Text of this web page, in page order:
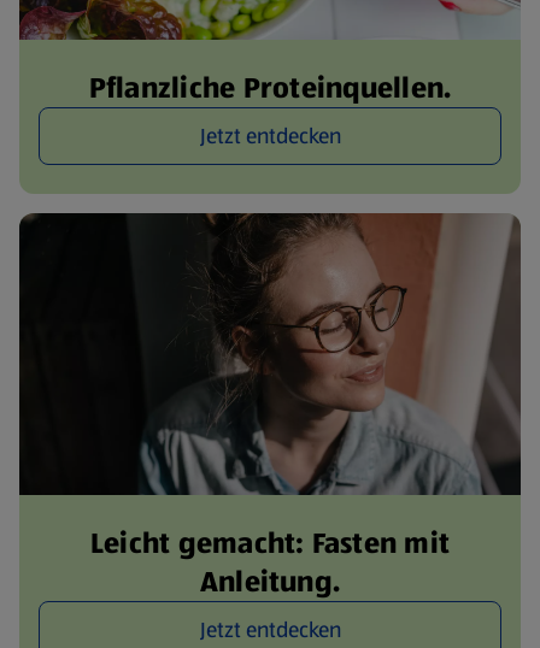
Pflanzliche Proteinquellen.
Jetzt entdecken
Leicht gemacht: Fasten mit
Anleitung.
Jetzt entdecken